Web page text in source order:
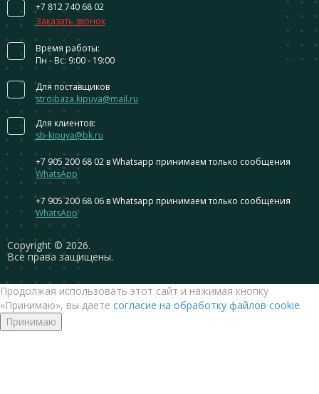
Сopyright © 2026.
Все права защищены.
+7 812 740 68 02
Заказать звонок
Время работы:
Пн - Вс: 9:00 - 19:00
Для поставщиков
stroibaza.kipuya@mail.ru
Для клиентов:
sb-kipuya@bk.ru
+7 905 200 68 02 в Whatsapp принимаем только сообщения
WhatsApp
+7 905 200 68 06 в Whatsapp принимаем только сообщения
WhatsApp
Продолжая использовать этот сайт и нажимая кнопку
«Принимаю», вы даете согласие на обработку файлов cookie.
Принимаю